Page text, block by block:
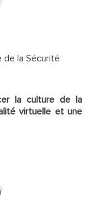
la Sécurité
la culture de la
virtuelle et une